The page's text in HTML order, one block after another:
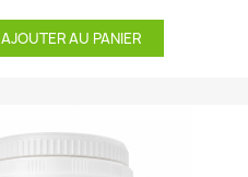
AJOUTER AU PANIER